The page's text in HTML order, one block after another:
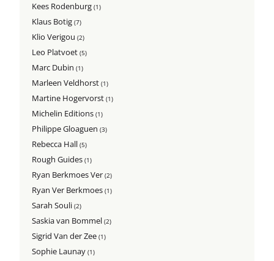
Kees Rodenburg(1)
Klaus Botig(7)
Klio Verigou(2)
Leo Platvoet(5)
Marc Dubin(1)
Marleen Veldhorst(1)
Martine Hogervorst(1)
Michelin Editions(1)
Philippe Gloaguen(3)
Rebecca Hall(5)
Rough Guides(1)
Ryan Berkmoes Ver(2)
Ryan Ver Berkmoes(1)
Sarah Souli(2)
Saskia van Bommel(2)
Sigrid Van der Zee(1)
Sophie Launay(1)